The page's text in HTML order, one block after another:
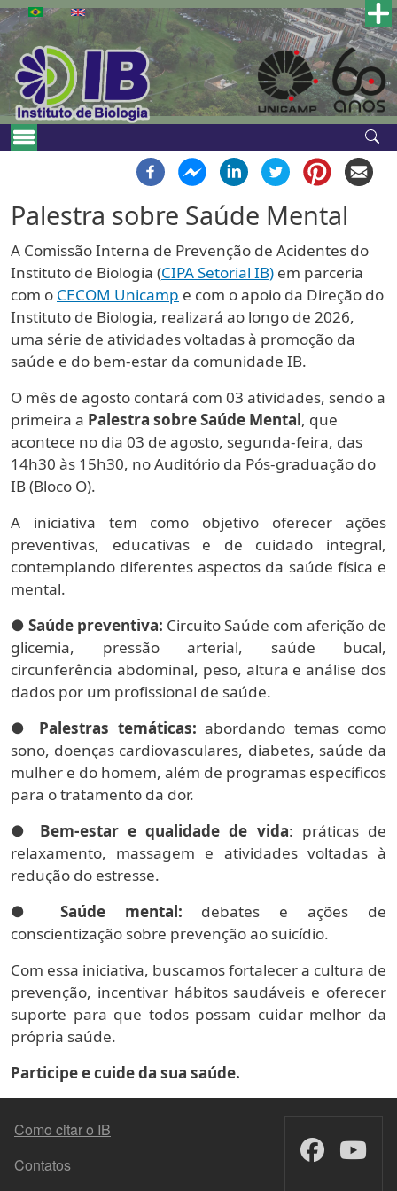
Pular para o conteúdo principal
Main navigation
Palestra sobre Saúde Mental
A Comissão Interna de Prevenção de Acidentes do
Instituto de Biologia (CIPA Setorial IB) em parceria
com o CECOM Unicamp e com o apoio da Direção do
Instituto de Biologia, realizará ao longo de 2026,
uma série de atividades voltadas à promoção da
saúde e do bem-estar da comunidade IB.
O mês de agosto contará com 03 atividades, sendo a
primeira a Palestra sobre Saúde Mental, que
acontece no dia 03 de agosto, segunda-feira, das
14h30 às 15h30, no Auditório da Pós-graduação do
IB (Bloco O).
A iniciativa tem como objetivo oferecer ações
preventivas, educativas e de cuidado integral,
contemplando diferentes aspectos da saúde física e
mental.
● Saúde preventiva: Circuito Saúde com aferição de
glicemia, pressão arterial, saúde bucal,
circunferência abdominal, peso, altura e análise dos
dados por um profissional de saúde.
● Palestras temáticas: abordando temas como
sono, doenças cardiovasculares, diabetes, saúde da
mulher e do homem, além de programas específicos
para o tratamento da dor.
● Bem-estar e qualidade de vida: práticas de
relaxamento, massagem e atividades voltadas à
redução do estresse.
● Saúde mental: debates e ações de
conscientização sobre prevenção ao suicídio.
Com essa iniciativa, buscamos fortalecer a cultura de
prevenção, incentivar hábitos saudáveis e oferecer
suporte para que todos possam cuidar melhor da
própria saúde.
Participe e cuide da sua saúde.
FOOTER MENU
Como citar o IB
Contatos